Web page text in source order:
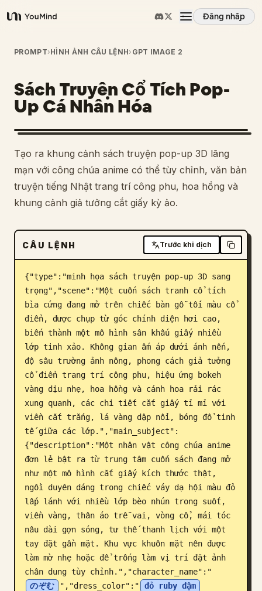
YouMind
Đăng nhập
Tổng quan
Các trường hợp sử dụng
Kỹ năng
Lời nhắc
Giá cả
Tải xuống
Blog
Cập nhật
PROMPT›HÌNH ẢNH CÂU LỆNH› GPT IMAGE 2
Sách Truyện Cổ Tích Pop-
Up Cá Nhân Hóa
Tạo ra khung cảnh sách truyện pop-up 3D lãng
mạn với công chúa anime có thể tùy chỉnh, văn bản
truyện tiếng Nhật trang trí công phu, hoa hồng và
khung cảnh giả tưởng cắt giấy kỳ ảo.
CÂU LỆNH Trước khi dịch
{"type":"minh họa sách truyện pop-up 3D sang
trọng","scene":"Một cuốn sách tranh cổ tích
bìa cứng đang mở trên chiếc bàn gỗ tối màu cổ
điển, được chụp từ góc chính diện hơi cao,
biến thành một mô hình sân khấu giấy nhiều
lớp tinh xảo. Không gian ấm áp dưới ánh nến,
độ sâu trường ảnh nông, phong cách giả tưởng
cổ điển trang trí công phu, hiệu ứng bokeh
vàng dịu nhẹ, hoa hồng và cánh hoa rải rác
xung quanh, các chi tiết cắt giấy tỉ mỉ với
viền cắt trắng, lá vàng dập nổi, bóng đổ tinh
tế giữa các lớp.","main_subject":
{"description":"Một nhân vật công chúa anime
đơn lẻ bật ra từ trung tâm cuốn sách đang mở
như một mô hình cắt giấy kích thước thật,
ngồi duyên dáng trong chiếc váy dạ hội màu đỏ
lấp lánh với nhiều lớp bèo nhún trong suốt,
viền vàng, thân áo trễ vai, vòng cổ, mái tóc
nâu dài gợn sóng, tư thế thanh lịch với một
tay đặt gần mặt. Khu vực khuôn mặt nên được
làm mờ nhẹ hoặc để trống làm vị trí đặt ảnh
chân dung tùy chỉnh.","character_name":"
のぞむ
","dress_color":"
đỏ ruby đậm